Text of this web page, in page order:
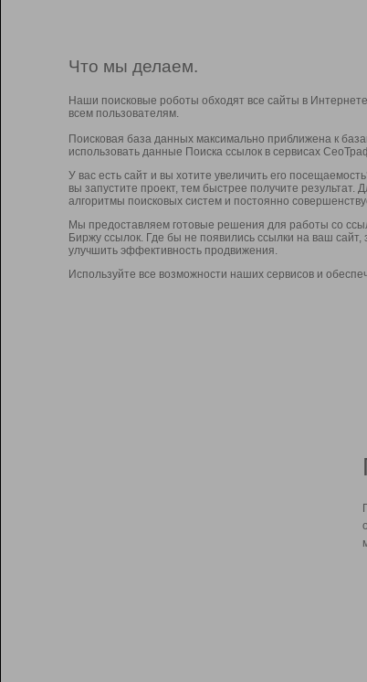
Что мы делаем.
Наши поисковые роботы обходят все сайты в
всем пользователям.
Поисковая база данных максимально приближена к
использовать данные Поиска ссылок в сервисах
У вас есть сайт и вы хотите увеличить его
вы запустите проект, тем быстрее получите
алгоритмы поисковых систем и постоянно
Мы предоставляем готовые решения для работы со
Биржу ссылок. Где бы не появились ссылки на ваш
улучшить эффективность продвижения.
Используйте все возможности наших сервисов и